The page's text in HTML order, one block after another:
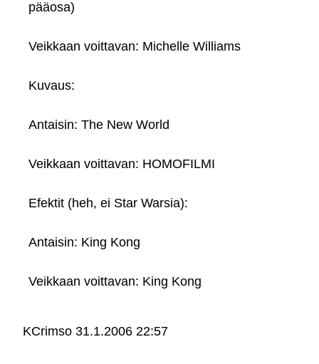
pääosa)
Veikkaan voittavan: Michelle Williams
Kuvaus:
Antaisin: The New World
Veikkaan voittavan: HOMOFILMI
Efektit (heh, ei Star Warsia):
Antaisin: King Kong
Veikkaan voittavan: King Kong
KCrimso 31.1.2006 22:57